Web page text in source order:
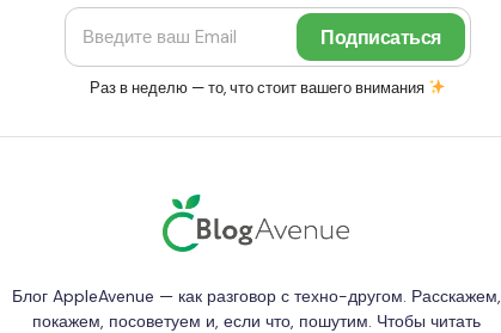
Раз в неделю — то, что стоит вашего внимания
Блог AppleAvenue — как разговор с техно-другом. Расскажем,
покажем, посоветуем и, если что, пошутим. Чтобы читать